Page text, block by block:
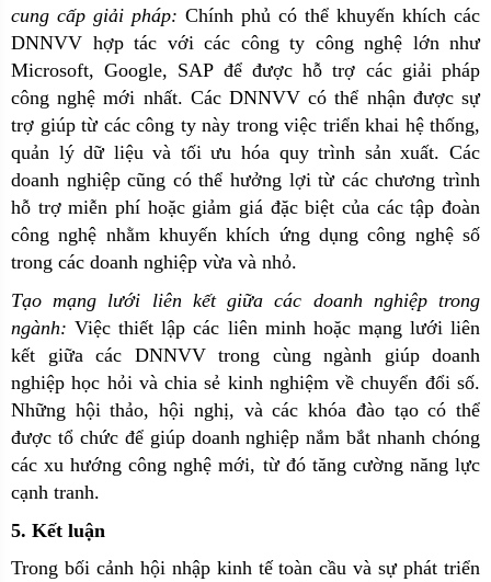
cung cấp giải pháp: Chính phủ có thể khuyến khích các
DNNVV hợp tác với các công ty công nghệ lớn như
Microsoft, Google, SAP để được hỗ trợ các giải pháp
công nghệ mới nhất. Các DNNVV có thể nhận được sự
trợ giúp từ các công ty này trong việc triển khai hệ thống,
quản lý dữ liệu và tối ưu hóa quy trình sản xuất. Các
doanh nghiệp cũng có thể hưởng lợi từ các chương trình
hỗ trợ miễn phí hoặc giảm giá đặc biệt của các tập đoàn
công nghệ nhằm khuyến khích ứng dụng công nghệ số
trong các doanh nghiệp vừa và nhỏ.
Tạo mạng lưới liên kết giữa các doanh nghiệp trong
ngành: Việc thiết lập các liên minh hoặc mạng lưới liên
kết giữa các DNNVV trong cùng ngành giúp doanh
nghiệp học hỏi và chia sẻ kinh nghiệm về chuyển đổi số.
Những hội thảo, hội nghị, và các khóa đào tạo có thể
được tổ chức để giúp doanh nghiệp nắm bắt nhanh chóng
các xu hướng công nghệ mới, từ đó tăng cường năng lực
cạnh tranh.
5. Kết luận
Trong bối cảnh hội nhập kinh tế toàn cầu và sự phát triển